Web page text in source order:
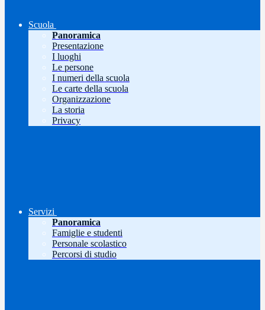
Scuola
Panoramica
Presentazione
I luoghi
Le persone
I numeri della scuola
Le carte della scuola
Organizzazione
La storia
Privacy
Servizi
Panoramica
Famiglie e studenti
Personale scolastico
Percorsi di studio